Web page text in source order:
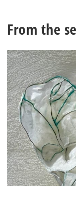
From the